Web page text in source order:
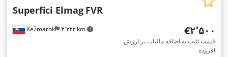
Kežmarok ۳٬۳۲۳ km
Superfici Elmag FVR
‎€۲٬۵۰۰
قیمت ثابت به اضافه مالیات بر ارزش
افزوده